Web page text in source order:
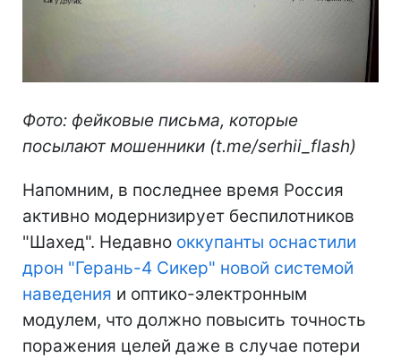
Фото: фейковые письма, которые
посылают мошенники (t.me/serhii_flash)
Напомним, в последнее время Россия
активно модернизирует беспилотников
"Шахед". Недавно оккупанты оснастили
дрон "Герань-4 Сикер" новой системой
наведения и оптико-электронным
модулем, что должно повысить точность
поражения целей даже в случае потери